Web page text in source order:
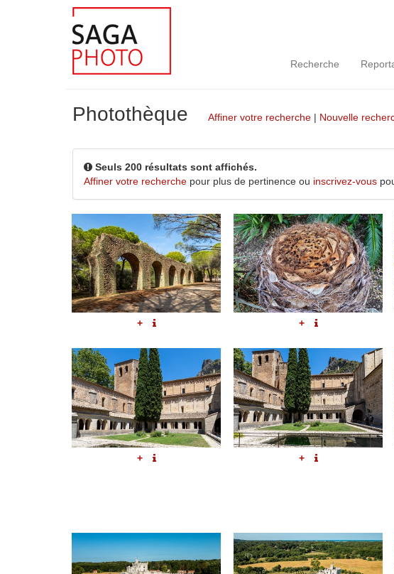
Recherche
Photothèque Affiner votre recherche | Nouvelle
Seuls 200 résultats sont affichés.
Affiner votre recherche pour plus de pertinence ou inscrivez-vous
+ +
+ +